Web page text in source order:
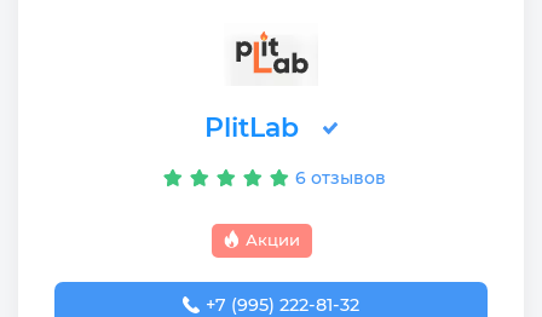
PlitLab
6 отзывов
Акции
+7 (995) 222-81-32